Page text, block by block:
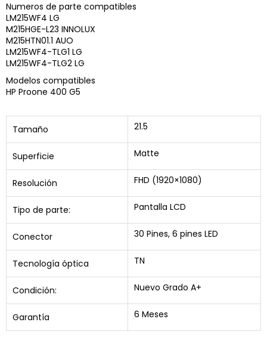
Numeros de parte compatibles
LM215WF4 LG
M215HGE-L23 INNOLUX
M215HTN01.1 AUO
LM215WF4-TLG1 LG
LM215WF4-TLG2 LG
Modelos compatibles
HP Proone 400 G5
Tamaño 21.5
Superficie Matte
Resolución FHD (1920×1080)
Tipo de parte: Pantalla LCD
Conector 30 Pines, 6 pines LED
Tecnología óptica TN
Condición: Nuevo Grado A+
Garantía 6 Meses